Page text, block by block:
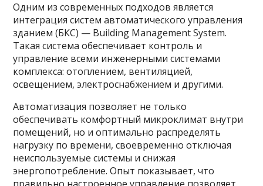
Одним из современных подходов является
интеграция систем автоматического управления
зданием (БКС) — Building Management System.
Такая система обеспечивает контроль и
управление всеми инженерными системами
комплекса: отоплением, вентиляцией,
освещением, электроснабжением и другими.
Автоматизация позволяет не только
обеспечивать комфортный микроклимат внутри
помещений, но и оптимально распределять
нагрузку по времени, своевременно отключая
неиспользуемые системы и снижая
энергопотребление. Опыт показывает, что